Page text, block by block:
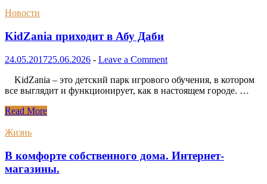
Новости
KidZania приходит в Абу Даби
24.05.201725.06.2026 - Leave a Comment
KidZania – это детский парк игрового обучения, в котором
все выглядит и функционирует, как в настоящем городе. …
KidZania
в
Даби
Read More
Жизнь
В комфорте собственного дома. Интернет-
магазины.